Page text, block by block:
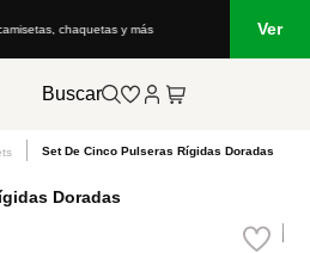
chaquetas y más Ver
Buscar
Set De Cinco Pulseras Rígidas Doradas
Doradas